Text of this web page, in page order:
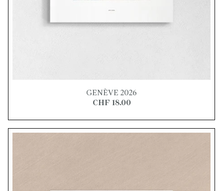
GENÈVE 2026
CHF 18.00